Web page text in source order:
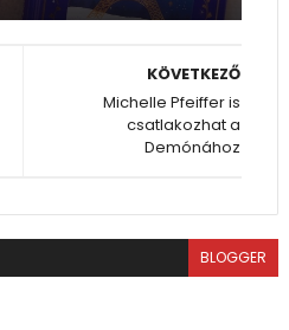
KÖVETKEZŐ
Michelle Pfeiffer is
csatlakozhat a
Demónához
BLOGGER